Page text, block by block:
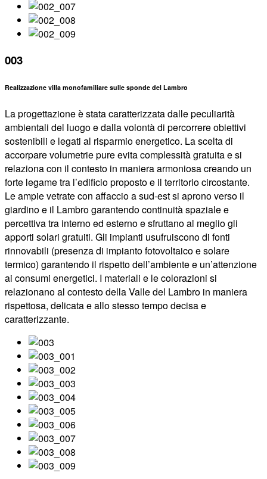
003
Realizzazione villa monofamiliare sulle sponde del Lambro
La progettazione è stata caratterizzata dalle peculiarità
ambientali del luogo e dalla volontà di percorrere obiettivi
sostenibili e legati al risparmio energetico. La scelta di
accorpare volumetrie pure evita complessità gratuita e si
relaziona con il contesto in maniera armoniosa creando un
forte legame tra l’edificio proposto e il territorio circostante.
Le ampie vetrate con affaccio a sud-est si aprono verso il
giardino e il Lambro garantendo continuità spaziale e
percettiva tra interno ed esterno e sfruttano al meglio gli
apporti solari gratuiti. Gli impianti usufruiscono di fonti
rinnovabili (presenza di impianto fotovoltaico e solare
termico) garantendo il rispetto dell’ambiente e un’attenzione
ai consumi energetici. I materiali e le colorazioni si
relazionano al contesto della Valle del Lambro in maniera
rispettosa, delicata e allo stesso tempo decisa e
caratterizzante.